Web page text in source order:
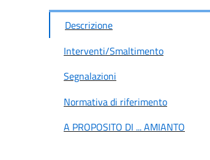
Descrizione
Interventi/Smaltimento
Segnalazioni
Normativa di riferimento
A PROPOSITO DI ... AMIANTO